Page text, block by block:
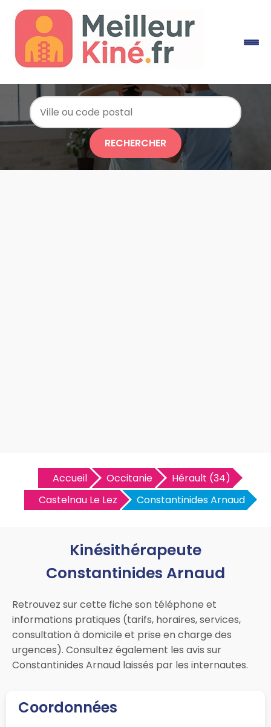
RECHERCHER
Accueil Occitanie
Hérault (34)
Castelnau Le Lez
Constantinides Arnaud
Kinésithérapeute
Constantinides Arnaud
Retrouvez sur cette fiche son téléphone et
informations pratiques (tarifs, horaires, services,
consultation à domicile et prise en charge des
urgences). Consultez également les avis sur
Constantinides Arnaud laissés par les internautes.
Coordonnées